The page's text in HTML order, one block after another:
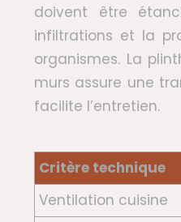
doivent être
infiltrations et la
organismes. La
murs assure une
facilite l’entretien.
Critère technique
Ventilation cuisine